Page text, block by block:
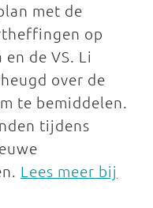
met de
op
de VS. Li
over de
te bemiddelen.
tijdens
Lees meer bij